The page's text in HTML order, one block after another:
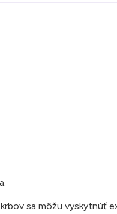
sa môžu vyskytnúť